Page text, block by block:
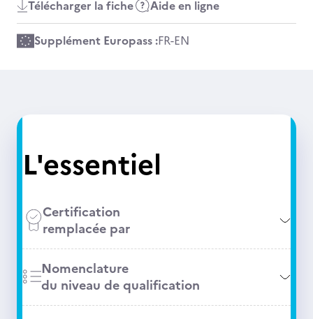
Télécharger la fiche Aide en ligne
Supplément Europass :FR-EN
L'essentiel
Certification
remplacée par
Nomenclature
du niveau de qualification